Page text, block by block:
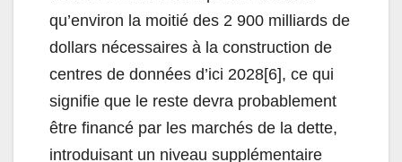
qu’environ la moitié des 2 900 milliards de
dollars nécessaires à la construction de
centres de données d’ici 2028[6], ce qui
signifie que le reste devra probablement
être financé par les marchés de la dette,
introduisant un niveau supplémentaire